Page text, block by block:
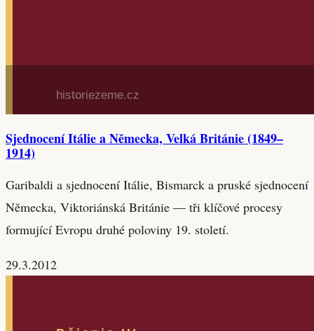
Sjednocení Itálie a Německa, Velká Británie (1849–
1914)
Garibaldi a sjednocení Itálie, Bismarck a pruské sjednocení
Německa, Viktoriánská Británie — tři klíčové procesy
formující Evropu druhé poloviny 19. století.
29.3.2012